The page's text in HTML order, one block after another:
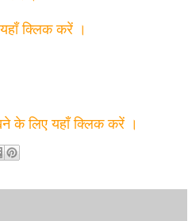
यहाँ क्लिक करें ।
के लिए यहाँ क्लिक करें ।